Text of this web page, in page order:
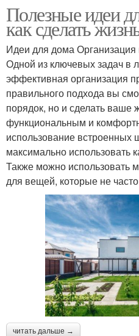
Полезные идеи
как сделать
Идеи для дома Организация
Одной из ключевых задач в
эффективная организация
правильного подхода вы
порядок, но и сделать ваше
функциональным и
использование встроенных
максимально использовать
Также можно использовать
для вещей, которые не
читать дальше →